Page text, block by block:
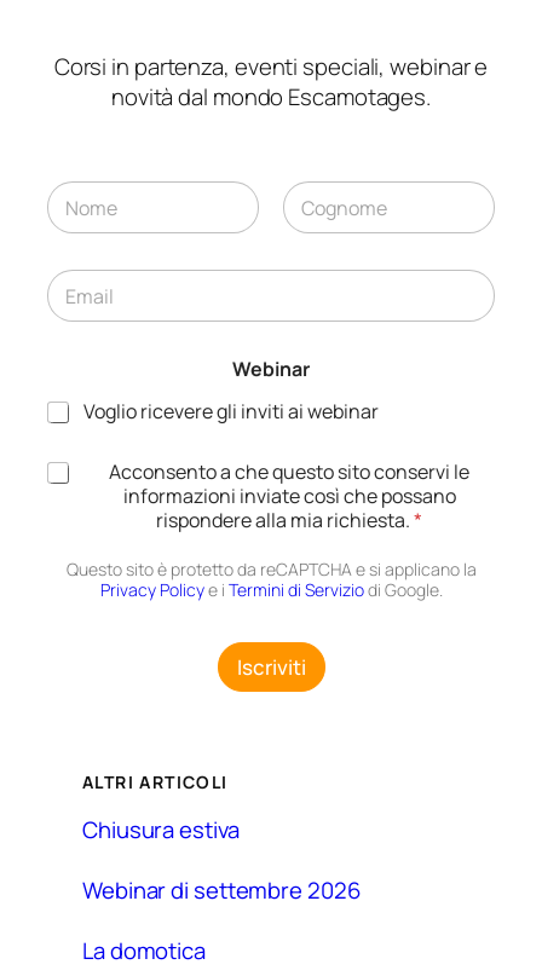
Corsi in partenza, eventi speciali, webinar e
novità dal mondo Escamotages.
N
o
m
*E
m
*
Webinar
Voglio ricevere gli inviti ai webinar
A
c
Acconsento a che questo sito conservi le
informazioni inviate così che possano
rispondere alla mia richiesta.*
Questo sito è protetto da reCAPTCHA e si applicano la
Privacy Policye i Termini di Serviziodi Google.
Iscriviti
ALTRI ARTICOLI
Chiusura estiva
Webinar di settembre 2026
La domotica